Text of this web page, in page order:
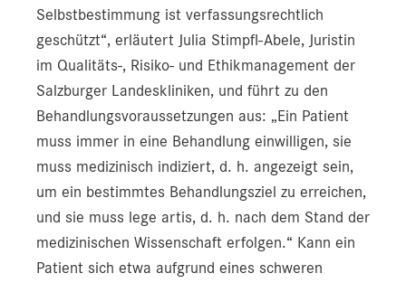
Selbstbestimmung ist verfassungsrechtlich
geschützt“, erläutert Julia Stimpfl-Abele, Juristin
im Qualitäts-, Risiko- und Ethikmanagement der
Salzburger Landeskliniken, und führt zu den
Behandlungsvoraussetzungen aus: „Ein Patient
muss immer in eine Behandlung einwilligen, sie
muss medizinisch indiziert, d. h. angezeigt sein,
um ein bestimmtes Behandlungsziel zu erreichen,
und sie muss lege artis, d. h. nach dem Stand der
medizinischen Wissenschaft erfolgen.“ Kann ein
Patient sich etwa aufgrund eines schweren